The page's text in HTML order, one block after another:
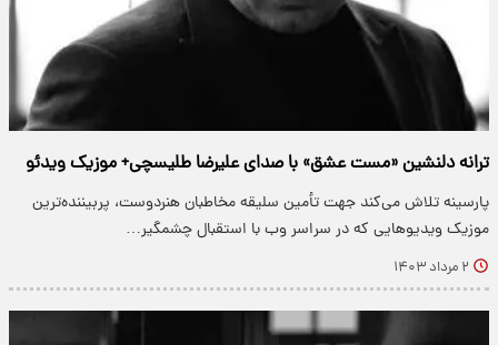
ترانه دلنشین «مست عشق» با صدای علیرضا طلیسچی+ موزیک ویدئو
پارسینه تلاش می‌کند جهت تأمین سلیقه مخاطبان هنردوست، پربیننده‌ترین
موزیک ویدیو‌هایی که در سراسر وب با استقبال چشمگیر…
۲ مرداد ۱۴۰۳